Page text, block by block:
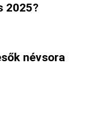
2025?
névsora